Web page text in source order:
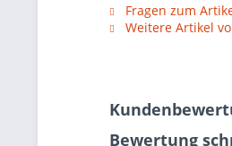
Fragen zum
Weitere Artikel
Bewertung